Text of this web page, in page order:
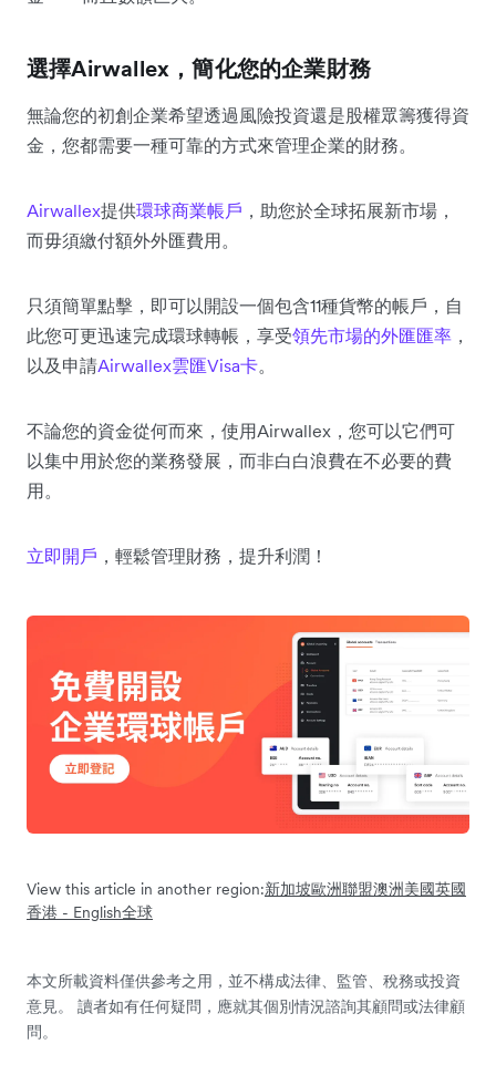
選擇Airwallex，簡化您的企業財務
無論您的初創企業希望透過風險投資還是股權眾籌獲得資
金，您都需要一種可靠的方式來管理企業的財務。
Airwallex提供環球商業帳戶 ，助您於全球拓展新市場，
而毋須繳付額外外匯費用。
只須簡單點擊，即可以開設一個包含11種貨幣的帳戶，自
此您可更迅速完成環球轉帳，享受領先市場的外匯匯率 ，
以及申請Airwallex雲匯Visa卡。
不論您的資金從何而來，使用Airwallex，您可以它們可
以集中用於您的業務發展，而非白白浪費在不必要的費
用。
立即開戶 ，輕鬆管理財務，提升利潤！
View this article in another region:新加坡歐洲聯盟澳洲美國英國
香港 - English全球
本文所載資料僅供參考之用，並不構成法律、監管、稅務或投資
意見。 讀者如有任何疑問，應就其個別情況諮詢其顧問或法律顧
問。